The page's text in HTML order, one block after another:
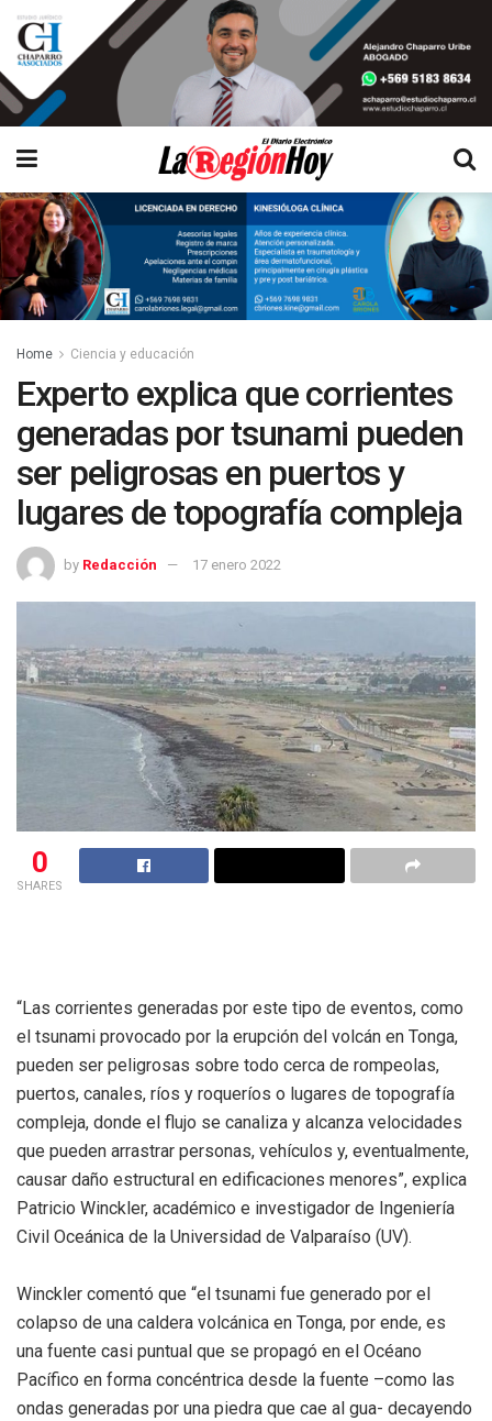
Home Ciencia y educación
Experto explica que corrientes
generadas por tsunami pueden
ser peligrosas en puertos y
lugares de topografía compleja
by Redacción 17 enero 2022
0
SHARES
“Las corrientes generadas por este tipo de eventos, como
el tsunami provocado por la erupción del volcán en Tonga,
pueden ser peligrosas sobre todo cerca de rompeolas,
puertos, canales, ríos y roqueríos o lugares de topografía
compleja, donde el flujo se canaliza y alcanza velocidades
que pueden arrastrar personas, vehículos y, eventualmente,
causar daño estructural en edificaciones menores”, explica
Patricio Winckler, académico e investigador de Ingeniería
Civil Oceánica de la Universidad de Valparaíso (UV).
Winckler comentó que “el tsunami fue generado por el
colapso de una caldera volcánica en Tonga, por ende, es
una fuente casi puntual que se propagó en el Océano
Pacífico en forma concéntrica desde la fuente –como las
ondas generadas por una piedra que cae al gua- decayendo